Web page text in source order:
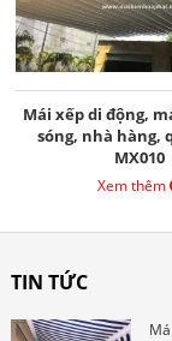
Mái xếp di động,
sóng, nhà hàng,
MX010
Xem thêm
TIN TỨC